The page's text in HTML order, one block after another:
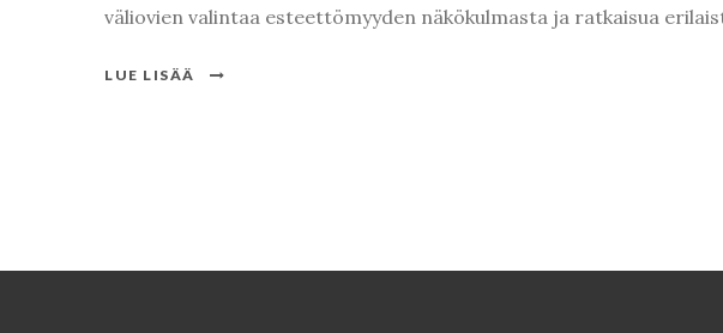
väliovien valintaa esteettömyyden näkökulmasta ja ratkaisua
LUE LISÄÄ